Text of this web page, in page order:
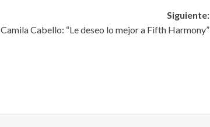
Siguiente:
Camila Cabello: “Le deseo lo mejor a Fifth Harmony”